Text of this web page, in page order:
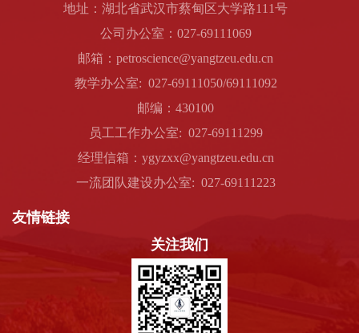
地址：湖北省武汉市蔡甸区大学路111号
公司办公室：027-69111069
邮箱：petroscience@yangtzeu.edu.cn
教学办公室: 027-69111050/69111092
邮编：430100
员工工作办公室: 027-69111299
经理信箱：ygyzxx@yangtzeu.edu.cn
一流团队建设办公室: 027-69111223
友情链接
关注我们